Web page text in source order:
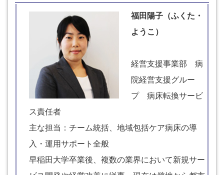
福田陽子（ふくた・
ようこ）
経営支援事業部 病
院経営支援グルー
プ 病床転換サービ
ス責任者
主な担当：チーム統括、地域包括ケア病床の導
入・運用サポート全般
早稲田大学卒業後、複数の業界において新規サー